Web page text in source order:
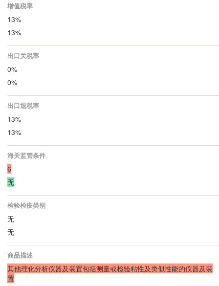
增值税率
13%
13%
出口关税率
0%
0%
出口退税率
13%
13%
海关监管条件
6
无
检验检疫类别
无
无
商品描述
其他理化分析仪器及装置包括测量或检验粘性及类似性能的仪器及装
置